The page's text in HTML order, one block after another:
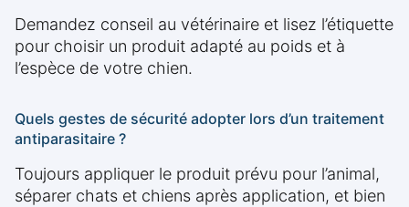
Demandez conseil au vétérinaire et lisez l’étiquette
pour choisir un produit adapté au poids et à
l’espèce de votre chien.
Quels gestes de sécurité adopter lors d’un traitement
antiparasitaire ?
Toujours appliquer le produit prévu pour l’animal,
séparer chats et chiens après application, et bien